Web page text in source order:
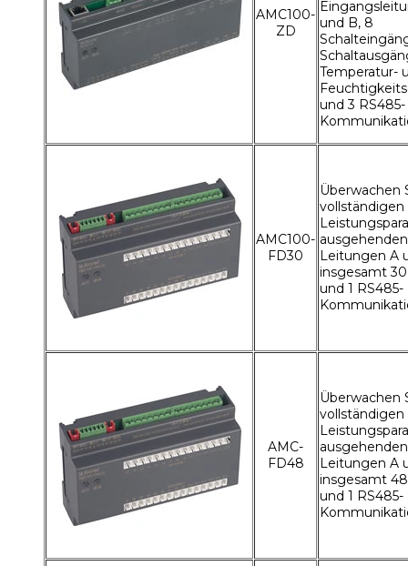
AMC100-
ZD
und B, 8
Temperatur-
und 3 RS485-
AMC100-
FD30
Überwachen
vollständigen
Leitungen A
insgesamt
und 1 RS485-
AMC-
FD48
Überwachen
vollständigen
Leitungen A
insgesamt
und 1 RS485-